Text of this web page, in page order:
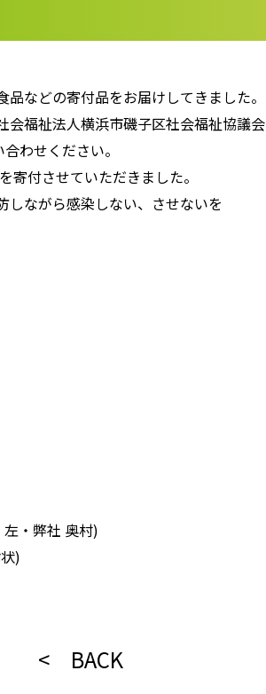
などの寄付品をお届けしてきました。
会福祉法人横浜市磯子区社会福祉協議会
わせください。
寄付させていただきました。
しながら感染しない、させないを
・弊社 奥村)
)
< BACK